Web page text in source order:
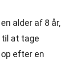
alder af 8 år,
til at tage
efter en